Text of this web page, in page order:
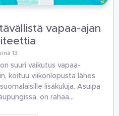
vapaa-ajan
13
suuri vaikutus vapaa-
koituu viikonlopusta lähes
lisäkuluja. Asuipa
on rahaa…